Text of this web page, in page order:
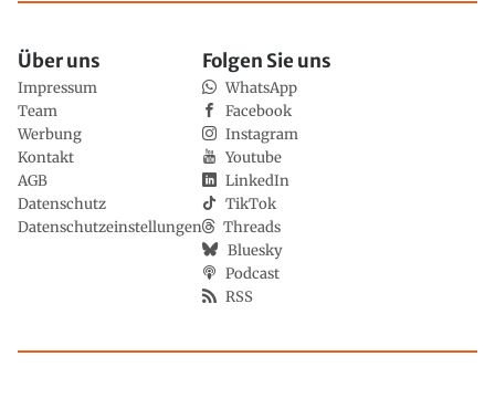
Über uns
Impressum
Team
Werbung
Kontakt
AGB
Datenschutz
Datenschutzeinstellungen
Folgen Sie uns
WhatsApp
Facebook
Instagram
Youtube
LinkedIn
TikTok
Threads
Bluesky
Podcast
RSS